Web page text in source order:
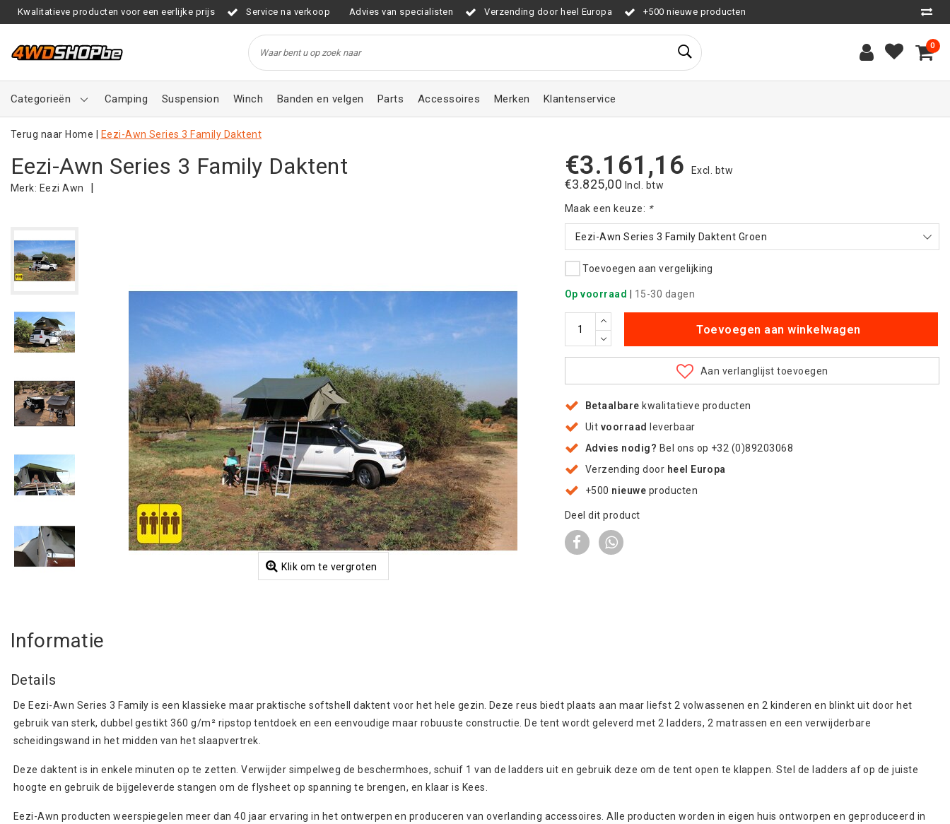
Kwalitatieve producten voor een eerlijke prijs Service na verkoop Advies van specialisten Verzending door heel Europa +500 nieuwe producten
0
Categorieën Camping Suspension Winch Banden en velgen Parts Accessoires Merken Klantenservice
Terug naar Home Eezi-Awn Series 3 Family Daktent
Eezi-Awn Series 3 Family Daktent
Merk: Eezi Awn |
Klik om te vergroten
€3.161,16 Excl. btw
€3.825,00 Incl. btw
Maak een keuze: *
Eezi-Awn Series 3 Family Daktent Groen
Toevoegen aan vergelijking
Op voorraad 15-30 dagen
Toevoegen aan winkelwagen
Aan verlanglijst toevoegen
Betaalbare kwalitatieve producten
Uit voorraad
leverbaar
Advies nodig? Bel ons op +32 (0)89203068
Verzending door heel Europa
+500 nieuwe producten
Deel dit product
Informatie
Details
De Eezi-Awn Series 3 Family is een klassieke maar praktische softshell daktent voor het hele gezin. Deze reus biedt plaats aan maar liefst 2 volwassenen en 2 kinderen en blinkt uit door het
gebruik van sterk, dubbel gestikt 360 g/m² ripstop tentdoek en een eenvoudige maar robuuste constructie. De tent wordt geleverd met 2 ladders, 2 matrassen en een verwijderbare
scheidingswand in het midden van het slaapvertrek.
Deze daktent is in enkele minuten op te zetten. Verwijder simpelweg de beschermhoes, schuif 1 van de ladders uit en gebruik deze om de tent open te klappen. Stel de ladders af op de juiste
hoogte en gebruik de bijgeleverde stangen om de flysheet op spanning te brengen, en klaar is Kees.
Eezi-Awn producten weerspiegelen meer dan 40 jaar ervaring in het ontwerpen en produceren van overlanding accessoires. Alle producten worden in eigen huis ontworpen en geproduceerd in